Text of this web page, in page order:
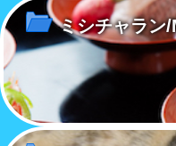
ミシチャラン